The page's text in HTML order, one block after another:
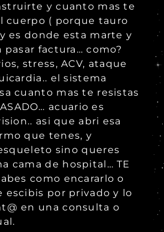
y cuanto mas te
cuerpo ( porque tauro
es donde esta marte y
pasar factura… como?
stress, ACV, ataque
el sistema
cuanto mas te resistas
acuario es
asi que abri esa
que tenes, y
sino queres
cama de hospital… TE
como encararlo o
escibis por privado y lo
en una consulta o